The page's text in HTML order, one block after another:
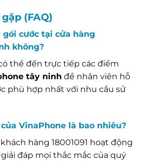
(FAQ)
cước tại cửa hàng
không?
thể đến trực tiếp các điểm
tây ninh để nhân viên hỗ
phù hợp nhất với nhu cầu sử
VinaPhone là bao nhiêu?
hàng 18001091 hoạt động
giải đáp mọi thắc mắc của quý